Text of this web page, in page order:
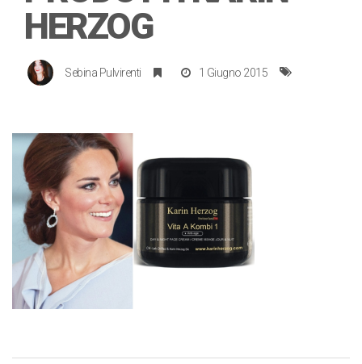
HERZOG
Sebina Pulvirenti 1 Giugno 2015